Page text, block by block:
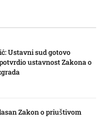
Ustavni sud gotovo
ustavnost Zakona o
Zakon o priuštivom